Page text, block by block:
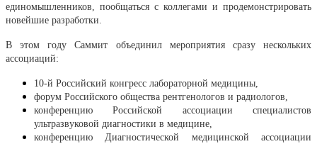
единомышленников, пообщаться с коллегами и продемонстрировать
новейшие разработки.
В этом году Саммит объединил мероприятия сразу нескольких
ассоциаций:
10-й Российский конгресс лабораторной медицины,
форум Российского общества рентгенологов и радиологов,
конференцию Российской ассоциации специалистов
ультразвуковой диагностики в медицине,
конференцию Диагностической медицинской ассоциации